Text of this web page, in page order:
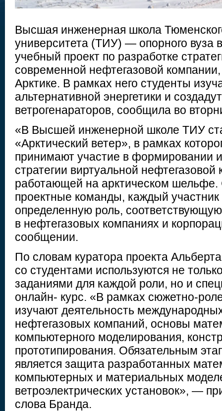
Высшая инженерная школа
университета (ТИУ) — опорного вуза
учебный проект по разработке
современной нефтегазовой
Арктике. В рамках него студенты
альтернативной энергетики и
ветрогенараторов, сообщила во
«В Высшей инженерной школе ТИУ
«Арктический ветер», в рамках
принимают участие в формировании
стратегии виртуальной нефтегазовой
работающей на арктическом
проектные команды, каждый участник
определенную роль,
в нефтегазовых компаниях и
сообщении.
По словам куратора проекта
со студентами используются не
заданиями для каждой роли, но и
онлайн- курс. «В рамках сюжетно-
изучают деятельность
нефтегазовых компаний, основы
компьютерного моделирования,
прототипирования. Обязательным
является защита разработанных
компьютерных и материальных
ветроэлектрических установок», —
слова Бранда.